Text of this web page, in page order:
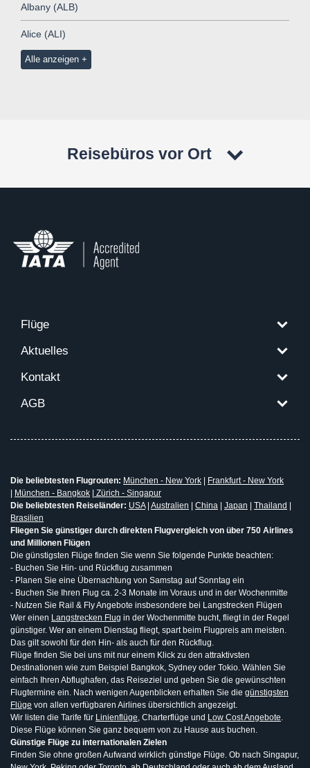
Albany (ALB)
Alice (ALI)
Alle anzeigen
Reisebüros vor Ort
Flüge
Aktuelles
Kontakt
AGB
Die beliebtesten Flugrouten: München - New York
Frankfurt - New York
München - Bangkok
Zürich - Singapur
Die beliebtesten Reiseländer: USA| Australien China Japan Thailand
Brasilien
Fliegen Sie günstiger durch direkten Flugvergleich von über 750 Airlines
und Millionen Flügen
Die günstigsten Flüge finden Sie wenn Sie folgende Punkte beachten:
- Buchen Sie Hin- und Rückflug zusammen
- Planen Sie eine Übernachtung von Samstag auf Sonntag ein
- Buchen Sie Ihren Flug ca. 2-3 Monate im Voraus und in der Wochenmitte
- Nutzen Sie Rail & Fly Angebote insbesondere bei Langstrecken Flügen
Wer einen Langstrecken Flug in der Wochenmitte bucht, fliegt in der Regel
günstiger. Wer an einem Dienstag fliegt, spart beim Flugpreis am meisten.
Das gilt sowohl für den Hin- als auch für den Rückflug.
Flüge finden Sie bei uns mit nur einem Klick zu den attraktivsten
Destinationen wie zum Beispiel Bangkok, Sydney oder Tokio. Wählen Sie
einfach Ihren Abflughafen, das Reiseziel und geben Sie die gewünschten
Flugtermine ein. Nach wenigen Augenblicken erhalten Sie die günstigsten
Flüge von allen verfügbaren Airlines übersichtlich angezeigt.
Wir listen die Tarife für Linienflüge, Charterflüge und Low Cost Angebote.
Diese Flüge können Sie ganz bequem von zu Hause aus buchen.
Günstige Flüge zu internationalen Zielen
Finden Sie ohne großen Aufwand wirklich günstige Flüge. Ob nach Singapur,